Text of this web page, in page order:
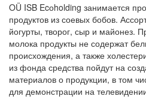
OÜ ISB Ecоholding занимается
продуктов из соевых бобов.
йогурты, творог, сыр и майонез.
молока продукты не содержат
происхождения, а также
из фонда средства пойдут на
материалов о продукции, в том
для демонстрации на